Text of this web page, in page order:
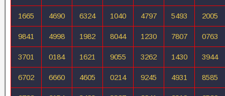
1665 4690 6324 1040 4797 5493 2005
9841 4998 1982 8044 1230 7807 0763
3701 0184 1621 9055 3262 1430 3944
6702 6660 4605 0214 9245 4931 8585